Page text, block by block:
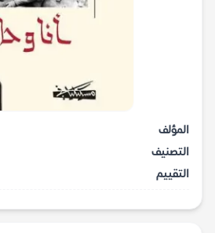
المؤلف
التصنيف
التقييم